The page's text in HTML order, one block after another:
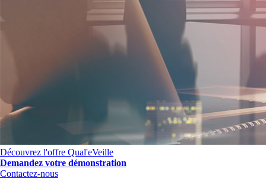
Découvrez l'offre Qual'eVeille
Demandez votre démonstration
Contactez-nous